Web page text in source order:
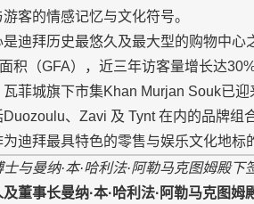
客的情感记忆与文化符号。
迪拜历史最悠久及最大型的购物中
积（GFA），近三年访客量增长达
菲城旗下市集Khan Murjan Souk已
、Zavi 及 Tynt 在内的品牌组
为迪拜最具特色的零售与娱乐文化地标
士与曼纳·本·哈利法·阿勒马克图姆殿
董事长曼纳·本·哈利法·阿勒马克图姆